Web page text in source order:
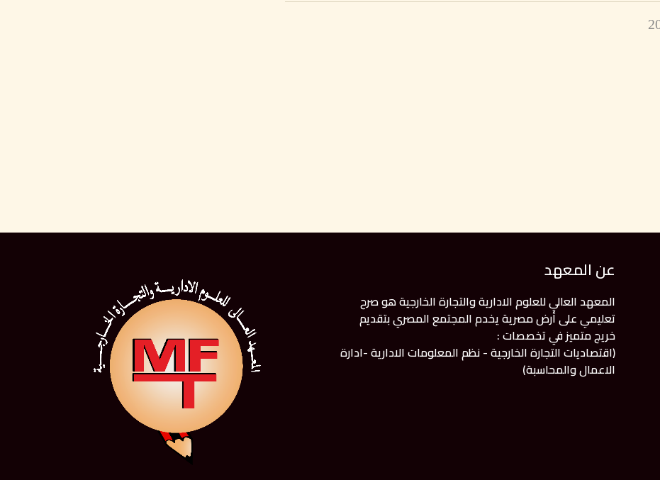
عن المعهد
المعهد العالي للعلوم الادارية والتجارة الخارجية هو صرح
تعليمي على أرض مصرية يخدم المجتمع المصري بتقديم
خريج متميز في تخصصات :
(اقتصاديات التجارة الخارجية - نظم المعلومات الادارية -ادارة
الاعمال والمحاسبة)